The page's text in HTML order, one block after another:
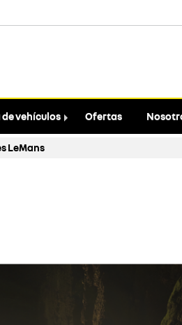
vehículos Ofertas
LeMans